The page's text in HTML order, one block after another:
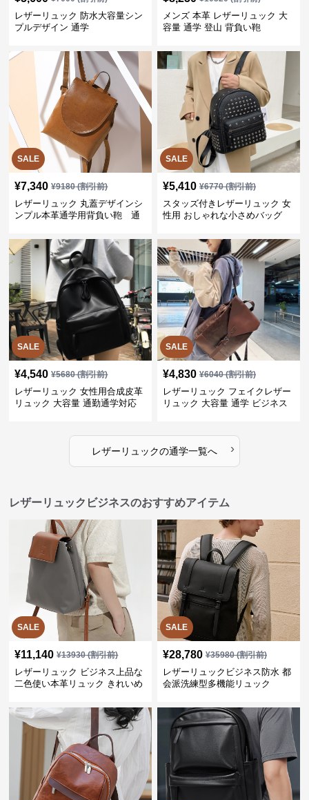
レザーリュック 防水大容量シン
プルデザイン 通学
メンズ 本革 レザーリュック 大
容量 通学 登山 背負い鞄
SALE
¥7,340 ¥9180(割引前)
レザーリュック 丸蓋デザインシ
ンプル本革通学用背負い鞄 通
SALE
¥5,410 ¥6770(割引前)
スタッズ付きレザーリュック 女
性用 おしゃれな小さめバッグ
SALE
¥4,540 ¥5680(割引前)
レザーリュック 女性用合成皮革
リュック 大容量 通勤通学対応
SALE
¥4,830 ¥6040(割引前)
レザーリュック フェイクレザー
リュック 大容量 通学 ビジネス
レザーリュックの通学一覧へ ›
レザーリュックビジネスのおすすめアイテム
SALE
¥11,140 ¥13930(割引前)
レザーリュック ビジネス上品な
二色使い本革リュック きれいめ
SALE
¥28,780 ¥35980(割引前)
レザーリュックビジネス防水 都
会派洗練型多機能リュック